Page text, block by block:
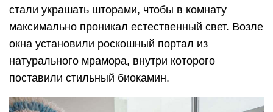
стали украшать шторами, чтобы в комнату
максимально проникал естественный свет. Возле
окна установили роскошный портал из
натурального мрамора, внутри которого
поставили стильный биокамин.